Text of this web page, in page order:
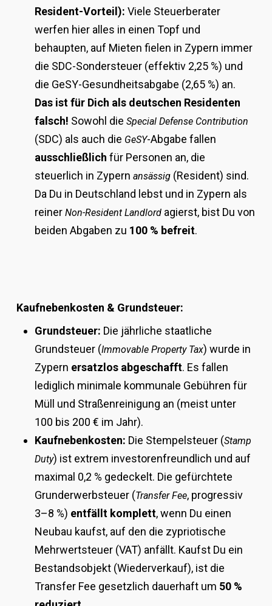
Resident-Vorteil): Viele Steuerberater
werfen hier alles in einen Topf und
behaupten, auf Mieten fielen in Zypern immer
die SDC-Sondersteuer (effektiv 2,25 %) und
die GeSY-Gesundheitsabgabe (2,65 %) an.
Das ist für Dich als deutschen Residenten
falsch! Sowohl die Special Defense Contribution
(SDC) als auch die GeSY-Abgabe fallen
ausschließlich für Personen an, die
steuerlich in Zypern ansässig(Resident) sind.
Da Du in Deutschland lebst und in Zypern als
reiner Non-Resident Landlordagierst, bist Du von
beiden Abgaben zu 100 % befreit.
Kaufnebenkosten & Grundsteuer:
Grundsteuer: Die jährliche staatliche
Grundsteuer (Immovable Property Tax) wurde in
Zypern ersatzlos abgeschafft. Es fallen
lediglich minimale kommunale Gebühren für
Müll und Straßenreinigung an (meist unter
100 bis 200 € im Jahr).
Kaufnebenkosten: Die Stempelsteuer (Stamp
Duty) ist extrem investorenfreundlich und auf
maximal 0,2 % gedeckelt. Die gefürchtete
Grunderwerbsteuer (Transfer Fee, progressiv
3–8 %) entfällt komplett, wenn Du einen
Neubau kaufst, auf den die zypriotische
Mehrwertsteuer (VAT) anfällt. Kaufst Du ein
Bestandsobjekt (Wiederverkauf), ist die
Transfer Fee gesetzlich dauerhaft um 50 %